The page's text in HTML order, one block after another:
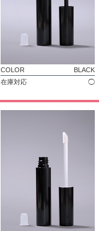
COLOR
BLACK
在庫対応
◯